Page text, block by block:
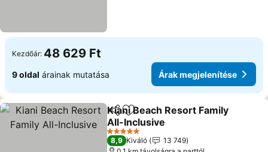
Kezdőár: 48 629 Ft
9 oldal árainak mutatása Árak megjelenítése
Megosztás
Hozzáadás a kedvencekhez
Kiani Beach Resort Family
All-Inclusive
Árak megjelenítése
5 Kategória
8,9 Kiváló
13 749